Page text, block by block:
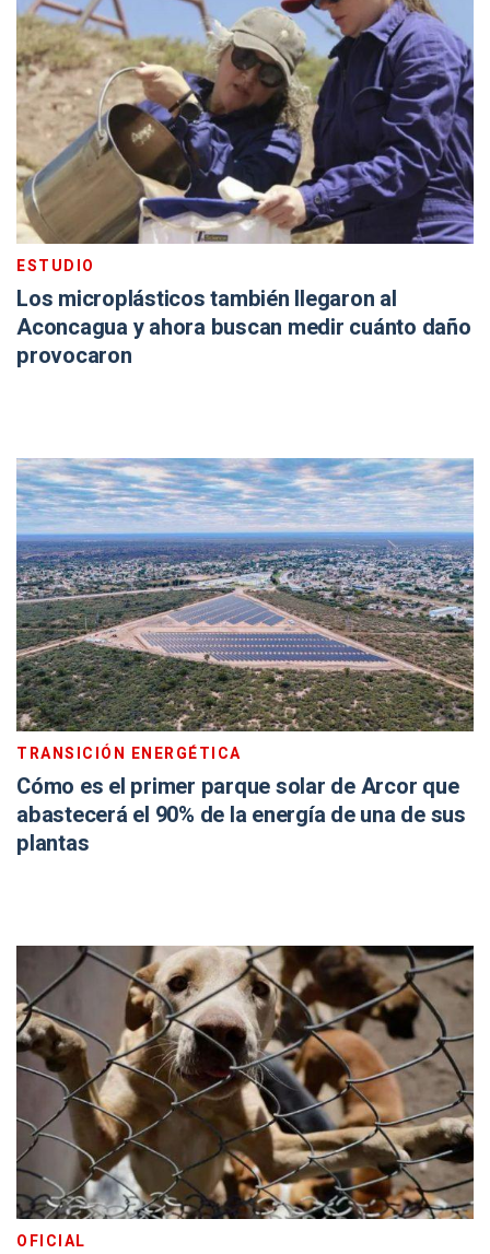
ESTUDIO
Los microplásticos también llegaron al
Aconcagua y ahora buscan medir cuánto daño
provocaron
TRANSICIÓN ENERGÉTICA
Cómo es el primer parque solar de Arcor que
abastecerá el 90% de la energía de una de sus
plantas
OFICIAL